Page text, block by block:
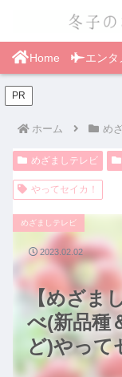
Home エンタ
PR
ホーム め
めざましテレビ
やってセイカ！
【めざま
べ(新品種
ど)やって
めざましテレビ
2023.02.02